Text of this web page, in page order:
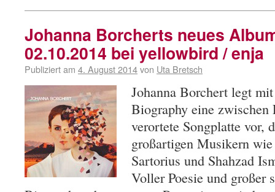
Johanna Borcherts neues
02.10.2014 bei yellowbird / enja
Publiziert am 4. August 2014von Uta Bretsch
Johanna Borchert legt
Biography eine zwischen
verortete Songplatte vor,
großartigen Musikern
Sartorius und Shahzad
Voller Poesie und großer